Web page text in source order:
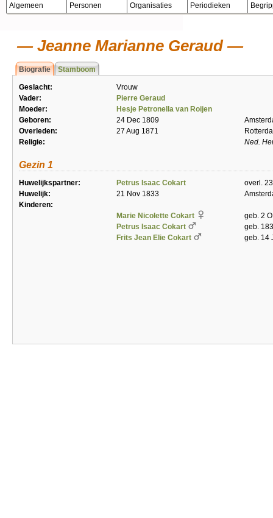
Algemeen Personen Organisaties Periodieken
Jeanne Marianne Geraud
Biografie Stamboom
Geslacht:
Vrouw
Vader:
Pierre Geraud
Moeder:
Hesje Petronella van Roijen
Geboren:
24 Dec 1809
Overleden:
27 Aug 1871
Religie:
Ned.
Gezin 1
Huwelijkspartner: Petrus Isaac Cokart
overl.
Huwelijk:
21 Nov 1833
Kinderen:
Marie Nicolette Cokart
geb. 2
Petrus Isaac Cokart
geb.
Frits Jean Elie Cokart
geb. 14